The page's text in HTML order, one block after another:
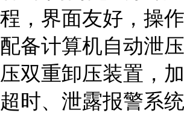
程，界面友好，操
配备计算机自动泄
压双重卸压装置，加
超时、泄露报警系